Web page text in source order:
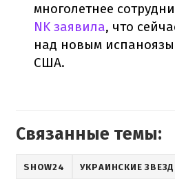
многолетнее
NK заявила, что
над новым
США.
Связанные темы:
SHOW24 УКРАИНСКИЕ